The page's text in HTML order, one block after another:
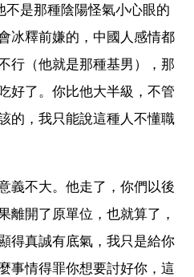
是那種陰陽怪氣小心眼的
冰釋前嫌的，中國人感情都
行（他就是那種基男），那
好了。你比他大半級，不管
的，我只能說這種人不懂職
義不大。他走了，你們以後
離開了原單位，也就算了，
得真誠有底氣，我只是給你
事情得罪你想要討好你，這